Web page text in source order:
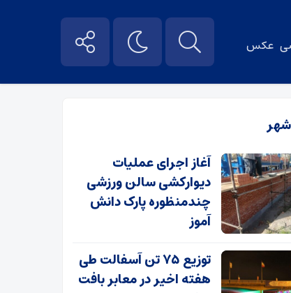
عکس
آغاز اجرای عملیات
دیوارکشی سالن ورزشی
چندمنظوره پارک دانش
آموز
توزیع ۷۵ تن آسفالت طی
هفته اخیر در معابر بافت